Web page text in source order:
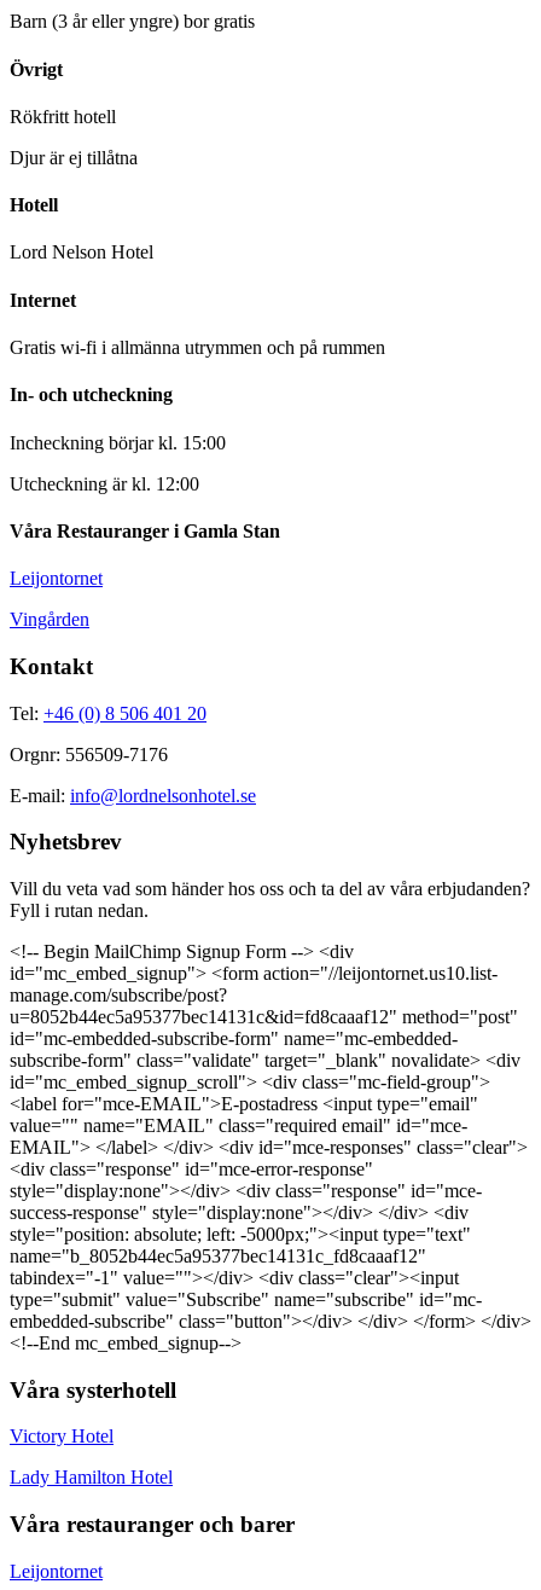
Barn (3 år eller yngre) bor gratis
Övrigt
Rökfritt hotell
Djur är ej tillåtna
Hotell
Lord Nelson Hotel
Internet
Gratis wi-fi i allmänna utrymmen och på rummen
In- och utcheckning
Incheckning börjar kl. 15:00
Utcheckning är kl. 12:00
Våra Restauranger i Gamla Stan
Leijontornet
Vingården
Kontakt
Tel: +46 (0) 8 506 401 20
Orgnr: 556509-7176
E-mail: info@lordnelsonhotel.se
Nyhetsbrev
Vill du veta vad som händer hos oss och ta del av våra erbjudanden?
Fyll i rutan nedan.
<!-- Begin MailChimp Signup Form --> <div
id="mc_embed_signup"> <form action="//leijontornet.us10.list-
manage.com/subscribe/post?
u=8052b44ec5a95377bec14131c&id=fd8caaaf12" method="post"
id="mc-embedded-subscribe-form" name="mc-embedded-
subscribe-form" class="validate" target="_blank" novalidate> <div
id="mc_embed_signup_scroll"> <div class="mc-field-group">
<label for="mce-EMAIL">E-postadress <input type="email"
value="" name="EMAIL" class="required email" id="mce-
EMAIL"> </label> </div> <div id="mce-responses" class="clear">
<div class="response" id="mce-error-response"
style="display:none"></div> <div class="response" id="mce-
success-response" style="display:none"></div> </div> <div
style="position: absolute; left: -5000px;"><input type="text"
name="b_8052b44ec5a95377bec14131c_fd8caaaf12"
tabindex="-1" value=""></div> <div class="clear"><input
type="submit" value="Subscribe" name="subscribe" id="mc-
embedded-subscribe" class="button"></div> </div> </form> </div>
<!--End mc_embed_signup-->
Våra systerhotell
Victory Hotel
Lady Hamilton Hotel
Våra restauranger och barer
Leijontornet